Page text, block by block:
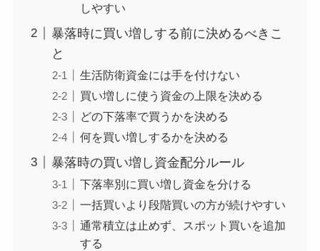
しやすい
暴落時に買い増しする前に決めるべきこ
と
生活防衛資金には手を付けない
買い増しに使う資金の上限を決める
どの下落率で買うかを決める
何を買い増しするかを決める
暴落時の買い増し資金配分ルール
下落率別に買い増し資金を分ける
一括買いより段階買いの方が続けやすい
通常積立は止めず、スポット買いを追加
する